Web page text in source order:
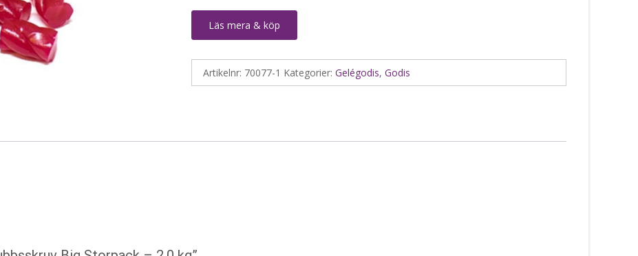
Läs mera & köp
Artikelnr: 70077-1 Kategorier: Gelégodis, Godis